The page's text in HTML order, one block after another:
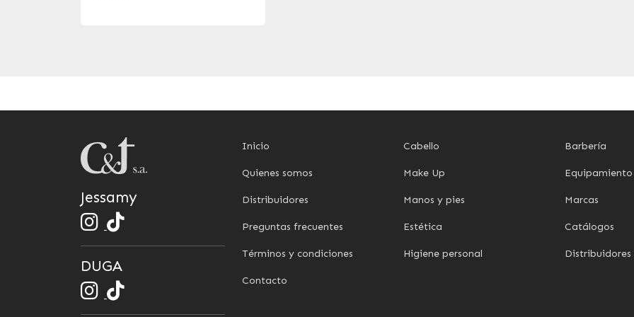
Jessamy
DUGA
Inicio
Quienes somos
Distribuidores
Preguntas frecuentes
Términos y condiciones
Contacto
Cabello
Make Up
Manos y pies
Estética
Higiene personal
Barbería
Equipamiento
Marcas
Catálogos
Distribuidores